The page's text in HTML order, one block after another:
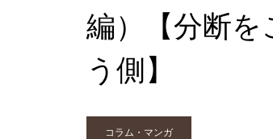
編）【分断
う側】
コラム・マンガ